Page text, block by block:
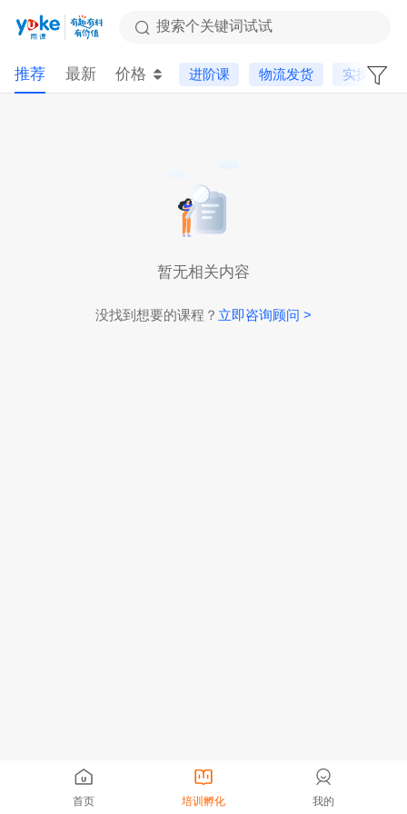
搜索个关键词试试
推荐 最新 价格 进阶课 物流发货 实操课
暂无相关内容
没找到想要的课程？ 立即咨询顾问 >
首页 培训孵化 我的